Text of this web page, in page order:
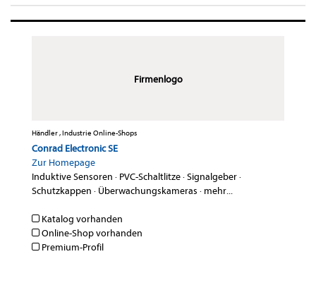
Firmenlogo
Händler , Industrie Online-Shops
Conrad Electronic SE
Zur Homepage
Induktive Sensoren · PVC-Schaltlitze·Signalgeber·
Schutzkappen · Überwachungskameras · mehr...
Katalog vorhanden
Online-Shop vorhanden
Premium-Profil